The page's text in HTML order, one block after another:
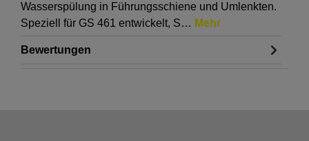
Wasserspülung in Führungsschiene und Umlenkten.
Speziell für GS 461 entwickelt, S… Mehr
Bewertungen